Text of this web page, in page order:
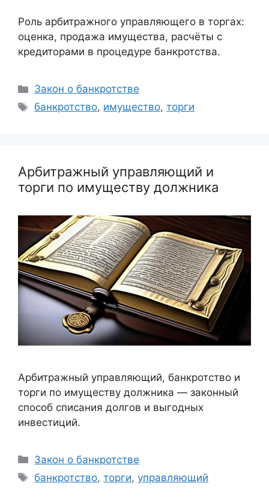
Роль арбитражного управляющего в торгах:
оценка, продажа имущества, расчёты с
кредиторами в процедуре банкротства.
Рубрики
Закон о банкротстве
Метки
банкротство, имущество,торги
Арбитражный управляющий и
торги по имуществу должника
Арбитражный управляющий, банкротство и
торги по имуществу должника — законный
способ списания долгов и выгодных
инвестиций.
Рубрики
Закон о банкротстве
Метки
банкротство,торги,управляющий